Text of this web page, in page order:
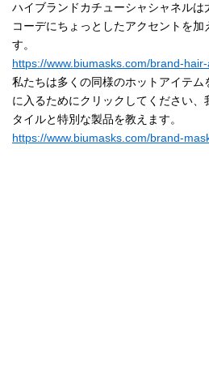
ハイブランドカチューシャシャネル
コーデにちょっとしたアクセントを加
す。
https://www.biumasks.com/brand-
私たちは多くの同様のホットアイテ
に入るためにクリックしてください
タイルと特別な製品を教えます。
https://www.biumasks.com/brand-